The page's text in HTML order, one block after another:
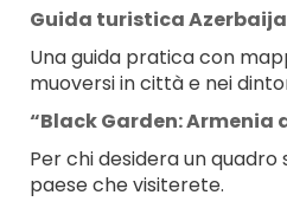
Guida turistica
Una guida pratica con
muoversi in città e nei
“Black Garden: Armenia
Per chi desidera un
paese che visiterete.